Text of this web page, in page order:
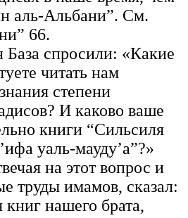
аль-Альбани”. См.
66.
спросили: «Какие
читать нам
степени
И каково ваше
книги “Сильсиля
уаль-мауду’а”?»
на этот вопрос и
труды имамов, сказал:
книг нашего брата,